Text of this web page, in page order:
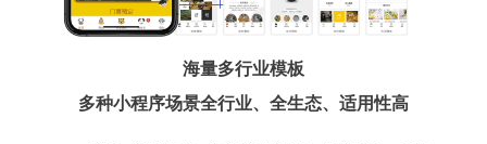
海量多行业模板
多种小程序场景全行业、全生态、适用性高